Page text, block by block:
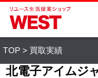
TOP > 買取実績
北電子アイムジ